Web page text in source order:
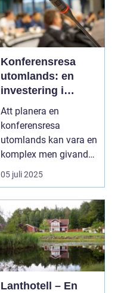
Konferensresa
utomlands: en
investering i
kunskap och
nätverk
Att planera en
konferensresa
utomlands kan vara en
komplex men givande
upplevelse som
öppnar up...
05 juli 2025
Lanthotell – En